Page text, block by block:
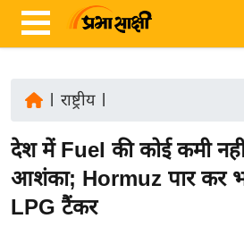
ज़ा
ख
ब
र
राष्ट्रीय|
देश में Fuel की कोई कमी
आशंका; Hormuz पार कर
LPG टैंकर